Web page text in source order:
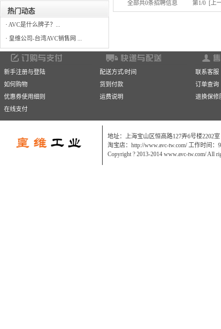
热门动态
· AVC是什么牌子？...
· 皇维公司-台湾AVC销售网 ...
全部共0条招聘信息 第1/0 [上
新手注册与登陆
如何购物
优惠券使用细则
在线支付
配送方式/时间
货到付款
运费说明
联系客服
订单查询
退换保修
地址：上海宝山区恒高路127弄6号楼2202室
淘宝店：http://www.avc-tw.com/ 工作时间：
Copyright ? 2013-2014 www.avc-tw.com/ All